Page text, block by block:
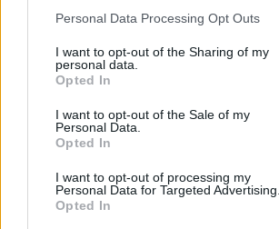
Please note that this website/app uses one
not limited to your visit or usage behaviour.
grant or deny consent to Google and its
use your data for below specified purposes
consent section.
Personal Data Processing Opt Outs
I want to opt-out of the Sharing of my
personal data.
Opted In
I want to opt-out of the Sale of my
Personal Data.
Opted In
I want to opt-out of processing my
Personal Data for Targeted Advertising.
Opted In
Három estén is az égbolt kerül a
lézeres csillagtúrák mellett
látványos részleges napfogyatkozást
megfigyelhetnek az érdeklődők.